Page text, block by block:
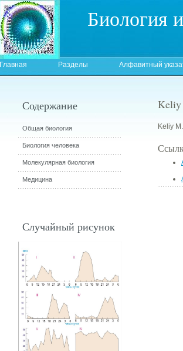
Биология
Главная Разделы Алфавитный
Keliy
Keliy
Содержание
Общая биология
Биология человека
Молекулярная биология
Медицина
Случайный рисунок